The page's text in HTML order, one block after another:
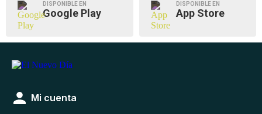
DISPONIBLE EN
Google Play
DISPONIBLE EN
App Store
Mi cuenta